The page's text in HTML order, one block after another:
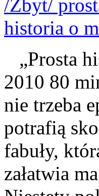
„Prosta
2010 80
nie trzeba
potrafią
fabuły,
załatwia